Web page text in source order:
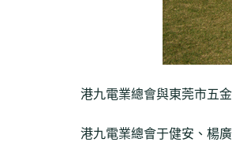
港九電業總會與東莞市五
港九電業總會于健安、楊